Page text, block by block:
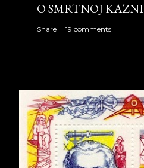
O SMRTNOJ KAZNI
Share 19 comments